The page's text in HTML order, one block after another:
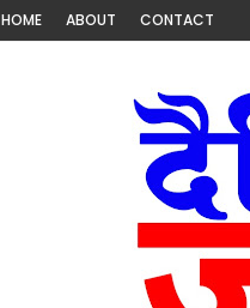
HOME ABOUT CONTACT